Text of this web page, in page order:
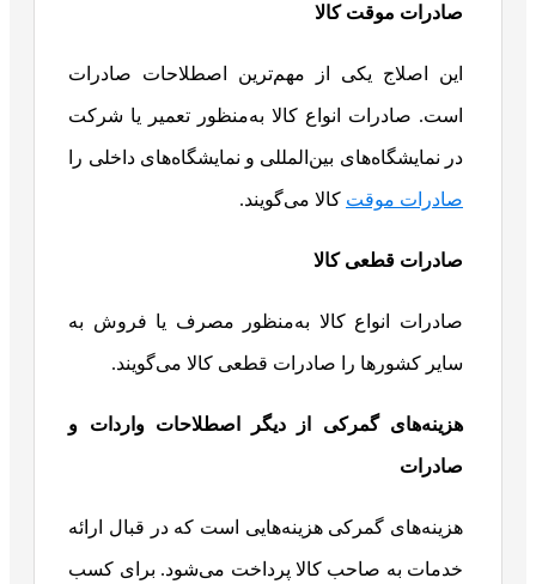
صادرات موقت کالا
این اصلاج یکی از مهم‌ترین اصطلاحات صادرات
است. صادرات انواع کالا به‌منظور تعمیر یا شرکت
در نمایشگاه‌های بین‌المللی و نمایشگاه‌های داخلی را
صادرات موقت کالا می‌گویند.
صادرات قطعی کالا
صادرات انواع کالا به‌منظور مصرف یا فروش به
سایر کشورها را صادرات قطعی کالا می‌گویند.
هزینه‌های گمرکی از دیگر اصطلاحات واردات و
صادرات
هزینه‌های گمرکی هزینه‌هایی است که در قبال ارائه
خدمات به صاحب کالا پرداخت می‌شود. برای کسب